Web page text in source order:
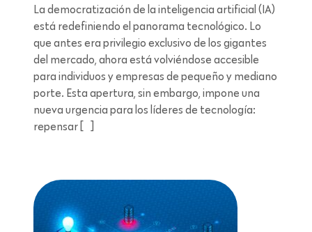
La democratización de la inteligencia artificial (IA)
está redefiniendo el panorama tecnológico. Lo
que antes era privilegio exclusivo de los gigantes
del mercado, ahora está volviéndose accesible
para individuos y empresas de pequeño y mediano
porte. Esta apertura, sin embargo, impone una
nueva urgencia para los líderes de tecnología:
repensar […]